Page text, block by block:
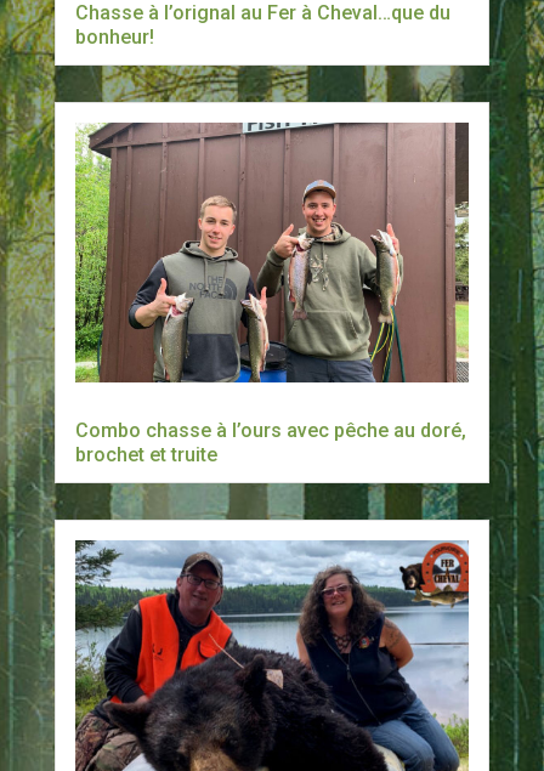
Chasse à l’orignal au Fer à Cheval…que du
bonheur!
Combo chasse à l’ours avec pêche au doré,
brochet et truite